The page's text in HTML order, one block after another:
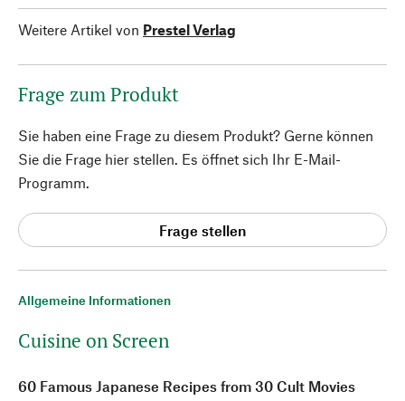
Allgemeine Informationen
Cuisine on Screen
60 Famous Japanese Recipes from 30 Cult Movies
Weitere Artikel von Prestel Verlag
Frage zum Produkt
Sie haben eine Frage zu diesem Produkt? Gerne können
Sie die Frage hier stellen. Es öffnet sich Ihr E-Mail-
Programm.
Frage stellen